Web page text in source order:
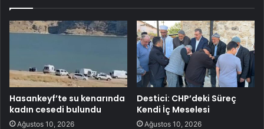
Hasankeyf’te su kenarında
kadın cesedi bulundu
Ağustos 10, 2026
Destici: CHP’deki Süreç
Kendi İç Meselesi
Ağustos 10, 2026